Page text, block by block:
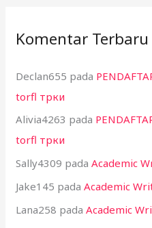
Komentar Terbaru
Declan655 pada
torfl трки
Alivia4263 pada
torfl трки
Sally4309 padaAcademic
Jake145 padaAcademic
Lana258 padaAcademic